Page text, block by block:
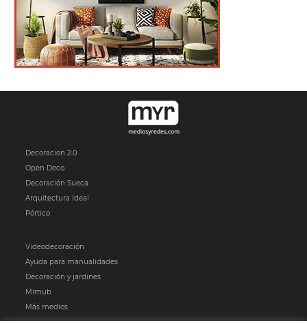
Decoracion 2.0
Open Deco
Decoración Sueca
Arquitectura Ideal
Pórtico
Videodecoración
Ayuda para manualidades
Decoración y jardines
Mimub
Más medios